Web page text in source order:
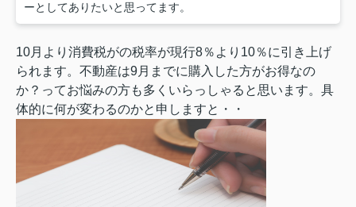
ーとしてありたいと思ってます。
10月より消費税がの税率が現行8％より10％に引き上げ
られます。不動産は9月までに購入した方がお得なの
か？ってお悩みの方も多くいらっしゃると思います。具
体的に何が変わるのかと申しますと・・